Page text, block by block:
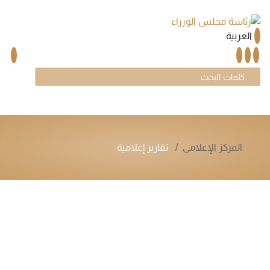
العربية
المركز الإعلامي تقارير إعلامية